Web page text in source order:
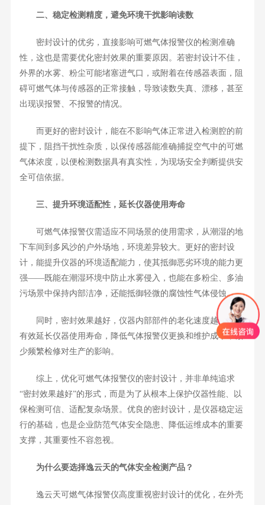
二、稳定检测精度，避免环境干扰影响读数
密封设计的优劣，直接影响可燃气体报警仪的检测准确
性，这也是需要优化密封效果的重要原因。若密封设计不佳，
外界的水雾、粉尘可能堵塞进气口，或附着在传感器表面，阻
碍可燃气体与传感器的正常接触，导致读数失真、漂移，甚至
出现误报警、不报警的情况。
而更好的密封设计，能在不影响气体正常进入检测腔的前
提下，阻挡干扰性杂质，以保传感器能准确捕捉空气中的可燃
气体浓度，以便检测数据具有真实性，为现场安全判断提供安
全可信依据。
三、提升环境适配性，延长仪器使用寿命
可燃气体报警仪需适应不同场景的使用需求，从潮湿的地
下车间到多风沙的户外场地，环境差异较大。更好的密封设
计，能提升仪器的环境适配能力，使其抵御恶劣环境的能力更
强——既能在潮湿环境中防止水雾侵入，也能在多粉尘、多油
污场景中保持内部洁净，还能抵御轻微的腐蚀性气体侵蚀。
同时，密封效果越好，仪器内部部件的老化速度越慢，能
有效延长仪器使用寿命，降低气体报警仪更换和维护成本，减
少频繁检修对生产的影响。
综上，优化可燃气体报警仪的密封设计，并非单纯追求
“密封效果越好”的形式，而是为了从根本上保护仪器性能、以
保检测可信、适配复杂场景。优良的密封设计，是仪器稳定运
行的基础，也是企业防范气体安全隐患、降低运维成本的重要
支撑，其重要性不容忽视。
为什么要选择逸云天的气体安全检测产品？
逸云天可燃气体报警仪高度重视密封设计的优化，在外壳